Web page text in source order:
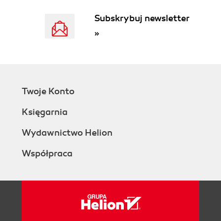
1.8.7. Food Distribution Network
1.8.8. Government
2.1.2. Integration as a High-Ranking
2.1.3. Regulatory Compliance
2.1.3.1. Telecom
2.2. The Current State of Enterprise
Integration
Subskrybuj newsletter
»
Twoje Konto
Księgarnia
Wydawnictwo Helion
Współpraca